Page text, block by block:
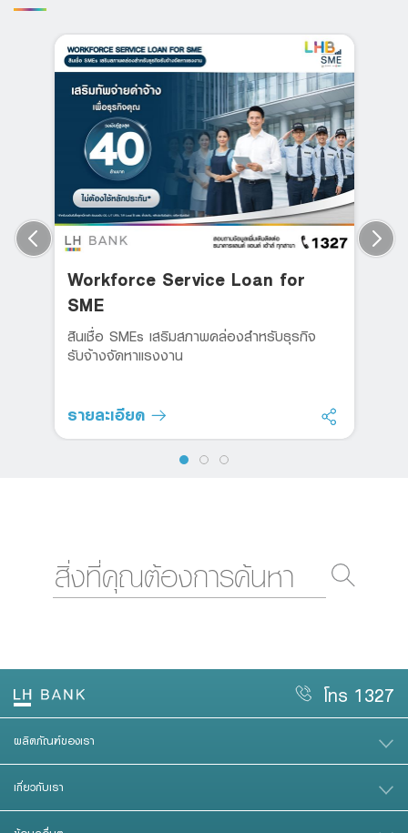
Workforce Service Loan for
SME
สินเชื่อ SMEs เสริมสภาพคล่องสำหรับธุรกิจ
รับจ้างจัดหาแรงงาน
รายละเอียด
โทร 1327
ผลิตภัณฑ์ของเรา
เกี่ยวกับเรา